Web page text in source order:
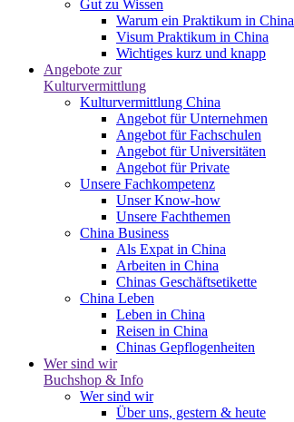
Gut zu Wissen
Warum ein Praktikum in China
Visum Praktikum in China
Wichtiges kurz und knapp
Angebote zur
Kulturvermittlung
Kulturvermittlung China
Angebot für Unternehmen
Angebot für Fachschulen
Angebot für Universitäten
Angebot für Private
Unsere Fachkompetenz
Unser Know-how
Unsere Fachthemen
China Business
Als Expat in China
Arbeiten in China
Chinas Geschäftsetikette
China Leben
Leben in China
Reisen in China
Chinas Gepflogenheiten
Wer sind wir
Buchshop & Info
Wer sind wir
Über uns, gestern & heute